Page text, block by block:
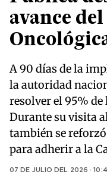
avance
A 90 días de la
la autoridad
resolver el 95%
Durante su visita
también se
para adherir a la
07 DE JULIO DEL 2026 ·